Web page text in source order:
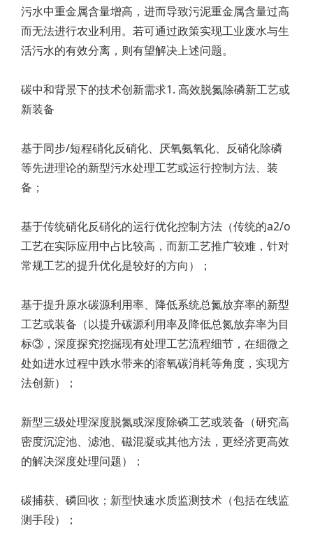
污水中重金属含量增高，进而导致污泥重金属含量过高
而无法进行农业利用。若可通过政策实现工业废水与生
活污水的有效分离，则有望解决上述问题。
碳中和背景下的技术创新需求1. 高效脱氮除磷新工艺或
新装备
基于同步/短程硝化反硝化、厌氧氨氧化、反硝化除磷
等先进理论的新型污水处理工艺或运行控制方法、装
备；
基于传统硝化反硝化的运行优化控制方法（传统的a2/o
工艺在实际应用中占比较高，而新工艺推广较难，针对
常规工艺的提升优化是较好的方向）；
基于提升原水碳源利用率、降低系统总氮放弃率的新型
工艺或装备（以提升碳源利用率及降低总氮放弃率为目
标③，深度探究挖掘现有处理工艺流程细节，在细微之
处如进水过程中跌水带来的溶氧碳消耗等角度，实现方
法创新）；
新型三级处理深度脱氮或深度除磷工艺或装备（研究高
密度沉淀池、滤池、磁混凝或其他方法，更经济更高效
的解决深度处理问题）；
碳捕获、磷回收；新型快速水质监测技术（包括在线监
测手段）；